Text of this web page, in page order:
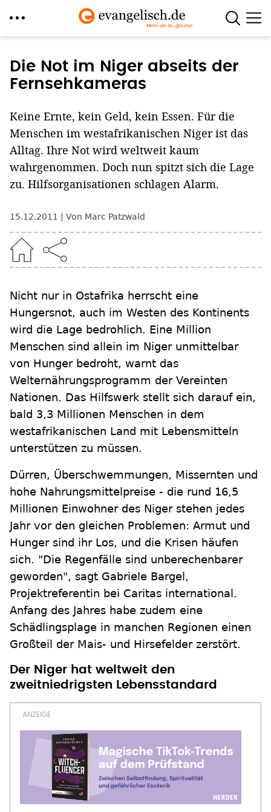
zum
Inhalt
Die Not im Niger abseits der
Fernsehkameras
Keine Ernte, kein Geld, kein Essen. Für die
Menschen im westafrikanischen Niger ist das
Alltag. Ihre Not wird weltweit kaum
wahrgenommen. Doch nun spitzt sich die Lage
zu. Hilfsorganisationen schlagen Alarm.
15.12.2011 Von Marc Patzwald
Nicht nur in Ostafrika herrscht eine
Hungersnot, auch im Westen des Kontinents
wird die Lage bedrohlich. Eine Million
Menschen sind allein im Niger unmittelbar
von Hunger bedroht, warnt das
Welternährungsprogramm der Vereinten
Nationen. Das Hilfswerk stellt sich darauf ein,
bald 3,3 Millionen Menschen in dem
westafrikanischen Land mit Lebensmitteln
unterstützen zu müssen.
Dürren, Überschwemmungen, Missernten und
hohe Nahrungsmittelpreise - die rund 16,5
Millionen Einwohner des Niger stehen jedes
Jahr vor den gleichen Problemen: Armut und
Hunger sind ihr Los, und die Krisen häufen
sich. "Die Regenfälle sind unberechenbarer
geworden", sagt Gabriele Bargel,
Projektreferentin bei Caritas international.
Anfang des Jahres habe zudem eine
Schädlingsplage in manchen Regionen einen
Großteil der Mais- und Hirsefelder zerstört.
Der Niger hat weltweit den
zweitniedrigsten Lebensstandard